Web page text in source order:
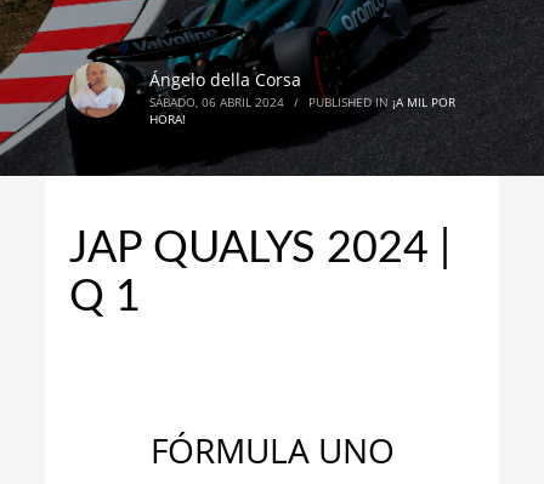
Ángelo della Corsa
SÁBADO, 06 ABRIL 2024 / PUBLISHED IN¡A MIL POR
HORA!
JAP QUALYS 2024 |
Q 1
FÓRMULA UNO